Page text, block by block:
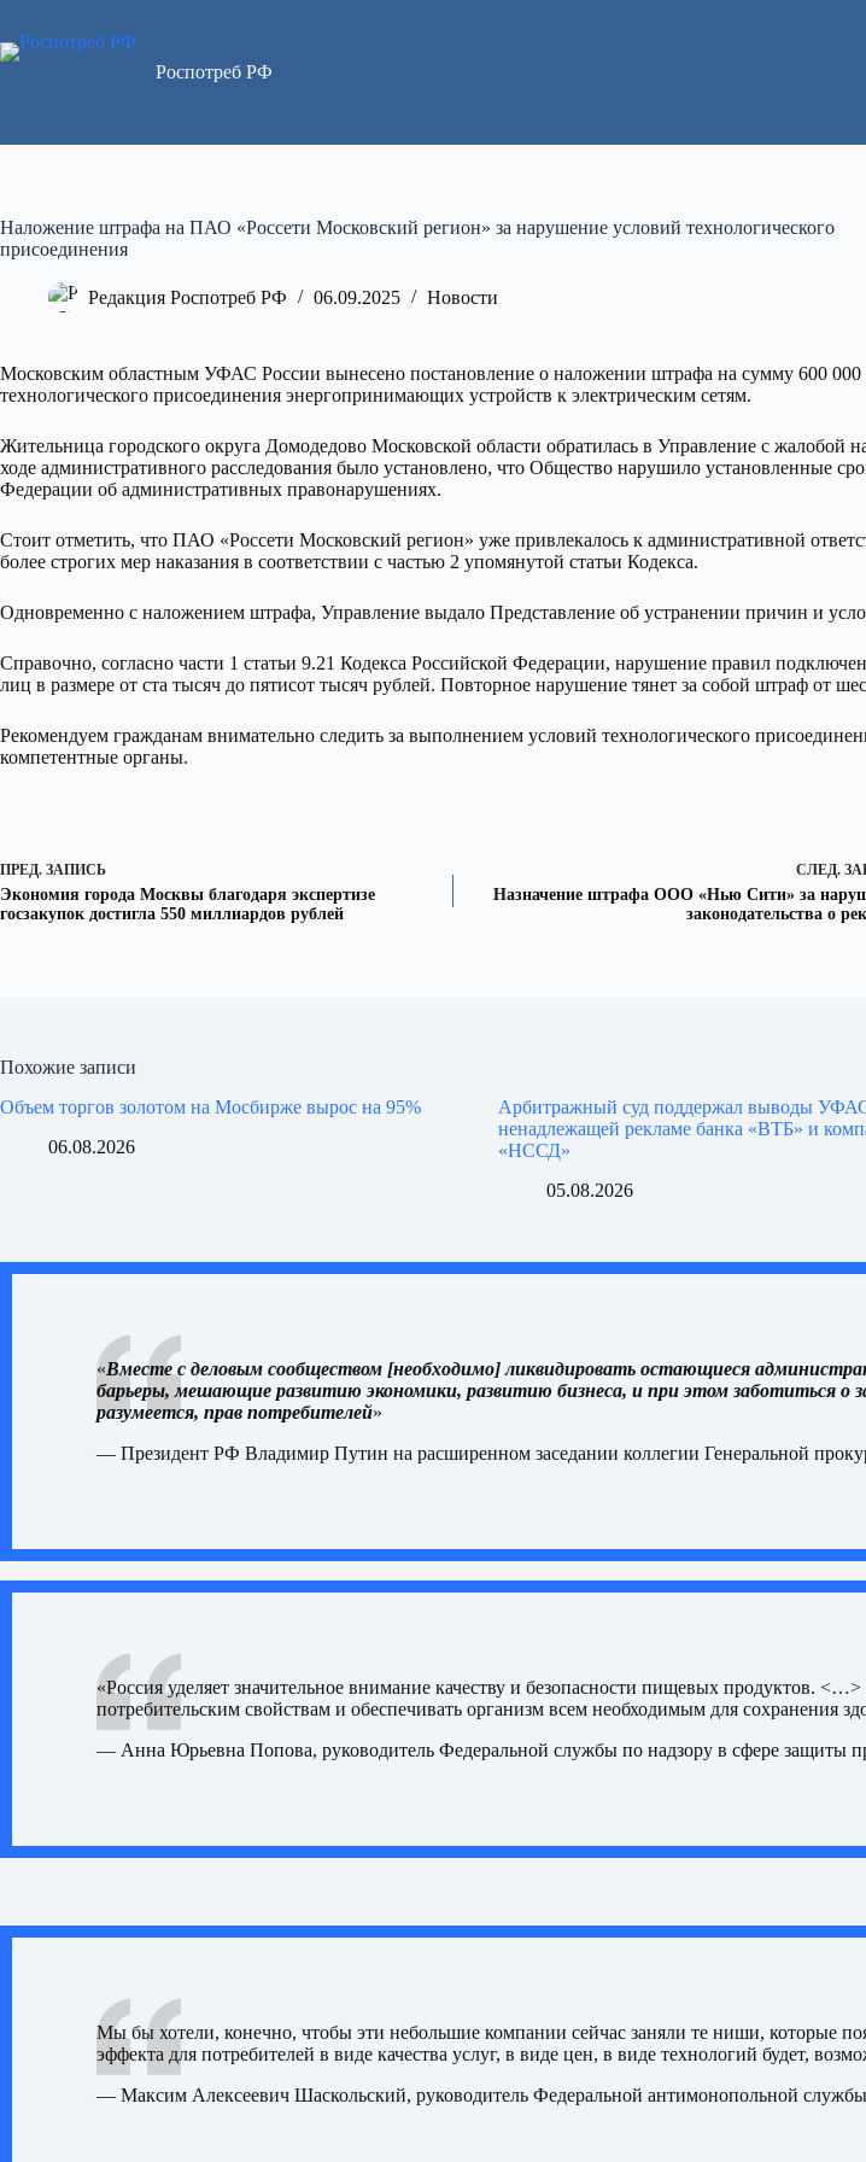
сути
Роспотреб РФ
Наложение штрафа на ПАО «Россети Московский регион» за нарушение условий технологического
присоединения
Редакция Роспотреб РФ 06.09.2025 Новости
Московским областным УФАС России вынесено постановление о наложении штрафа на сумму 600
технологического присоединения энергопринимающих устройств к электрическим сетям.
Жительница городского округа Домодедово Московской области обратилась в Управление с
ходе административного расследования было установлено, что Общество нарушило установленные
Федерации об административных правонарушениях.
Стоит отметить, что ПАО «Россети Московский регион» уже привлекалось к административной
более строгих мер наказания в соответствии с частью 2 упомянутой статьи Кодекса.
Одновременно с наложением штрафа, Управление выдало Представление об устранении причин и
Справочно, согласно части 1 статьи 9.21 Кодекса Российской Федерации, нарушение правил
лиц в размере от ста тысяч до пятисот тысяч рублей. Повторное нарушение тянет за собой штраф от
Рекомендуем гражданам внимательно следить за выполнением условий технологического
компетентные органы.
ПРЕД. ЗАПИСЬ
Экономия города Москвы благодаря экспертизе
госзакупок достигла 550 миллиардов рублей
СЛЕД.
Назначение штрафа ООО «Нью Сити» за
законодательства о
Похожие записи
Объем торгов золотом на Мосбирже вырос на 95%
06.08.2026
Арбитражный суд поддержал выводы
ненадлежащей рекламе банка «ВТБ» и
«НССД»
05.08.2026
«Вместе с деловым сообществом [необходимо] ликвидировать остающиеся
барьеры, мешающие развитию экономики, развитию бизнеса, и при этом заботиться о
разумеется, прав потребителей»
— Президент РФ Владимир Путин на расширенном заседании коллегии Генеральной
«Россия уделяет значительное внимание качеству и безопасности пищевых продуктов.
потребительским свойствам и обеспечивать организм всем необходимым для сохранения
— Анна Юрьевна Попова, руководитель Федеральной службы по надзору в сфере защиты
Мы бы хотели, конечно, чтобы эти небольшие компании сейчас заняли те ниши, которые
эффекта для потребителей в виде качества услуг, в виде цен, в виде технологий будет,
— Максим Алексеевич Шаскольский, руководитель Федеральной антимонопольной службы